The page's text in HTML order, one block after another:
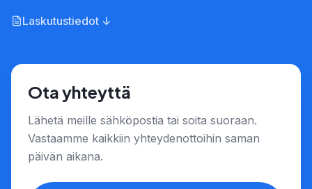
Laskutustiedot ↓
Ota yhteyttä
Lähetä meille sähköpostia tai soita suoraan.
Vastaamme kaikkiin yhteydenottoihin saman
päivän aikana.